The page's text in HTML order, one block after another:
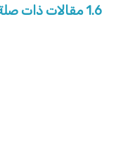
1.6 مقالات ذات